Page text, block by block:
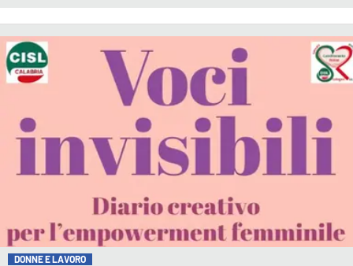
DONNE E LAVORO